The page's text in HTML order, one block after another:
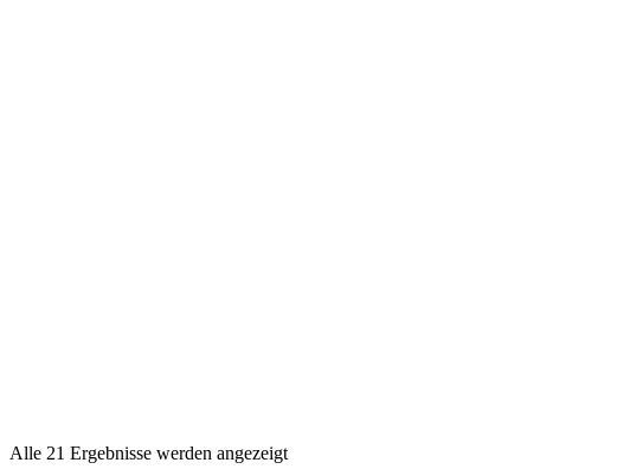
Alle 21 Ergebnisse werden angezeigt